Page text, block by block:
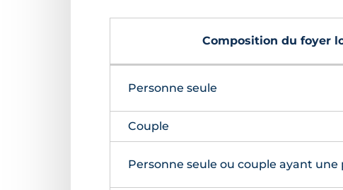
Composition du foyer
Personne seule
Couple
Personne seule ou couple ayant une